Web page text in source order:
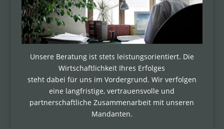
Unsere Beratung ist stets leistungsorientiert. Die
Wirtschaftlichkeit Ihres Erfolges
steht dabei für uns im Vordergrund. Wir verfolgen
eine langfristige, vertrauensvolle und
partnerschaftliche Zusammenarbeit mit unseren
Mandanten.